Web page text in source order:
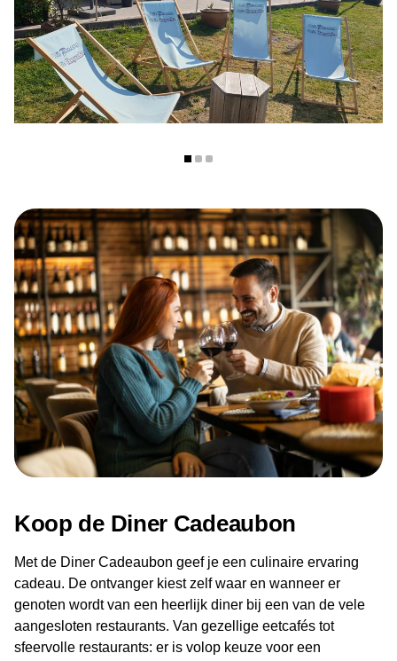
Koop de Diner Cadeaubon
Met de Diner Cadeaubon geef je een culinaire ervaring
cadeau. De ontvanger kiest zelf waar en wanneer er
genoten wordt van een heerlijk diner bij een van de vele
aangesloten restaurants. Van gezellige eetcafés tot
sfeervolle restaurants: er is volop keuze voor een